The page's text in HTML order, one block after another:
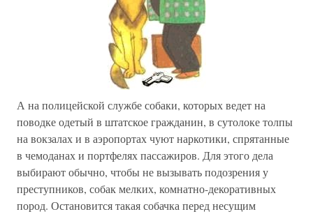
А на полицейской службе собаки, которых ведет на
поводке одетый в штатское гражданин, в сутолоке толпы
на вокзалах и в аэропортах чуют наркотики, спрятанные
в чемоданах и портфелях пассажиров. Для этого дела
выбирают обычно, чтобы не вызывать подозрения у
преступников, собак мелких, комнатно-декоративных
пород. Остановится такая собачка перед несущим